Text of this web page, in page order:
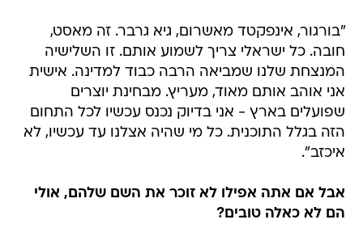
"בורגור, אינפקטד מאשרום, גיא גרבר. זה מאסט,
חובה. כל ישראלי צריך לשמוע אותם. זו השלישיה
המנצחת שלנו שמביאה הרבה כבוד למדינה. אישית
אני אוהב אותם מאוד, מעריץ. מבחינת יוצרים
שפועלים בארץ - אני בדיוק נכנס עכשיו לכל התחום
הזה בגלל התוכנית. כל מי שהיה אצלנו עד עכשיו, לא
איכזב".
אבל אם אתה אפילו לא זוכר את השם שלהם, אולי
הם לא כאלה טובים?